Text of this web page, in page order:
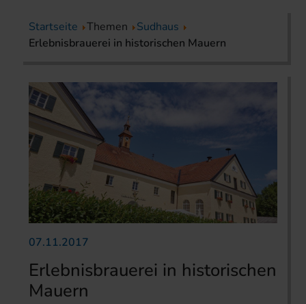
Startseite Themen
Sudhaus
Erlebnisbrauerei in historischen Mauern
07.11.2017
Erlebnisbrauerei in historischen
Mauern